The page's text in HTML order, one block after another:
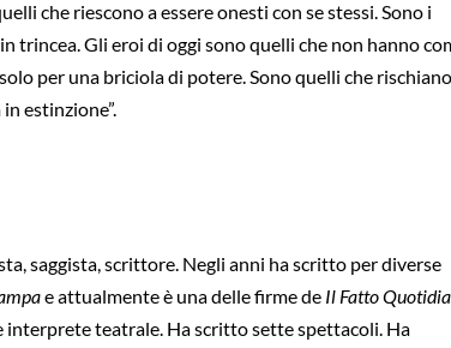
che riescono a essere onesti con se stessi. Sono i
trincea. Gli eroi di oggi sono quelli che non hanno
per una briciola di potere. Sono quelli che
estinzione”.
saggista, scrittore. Negli anni ha scritto per diverse
e attualmente è una delle firme de Il Fatto
interprete teatrale. Ha scritto sette spettacoli. Ha